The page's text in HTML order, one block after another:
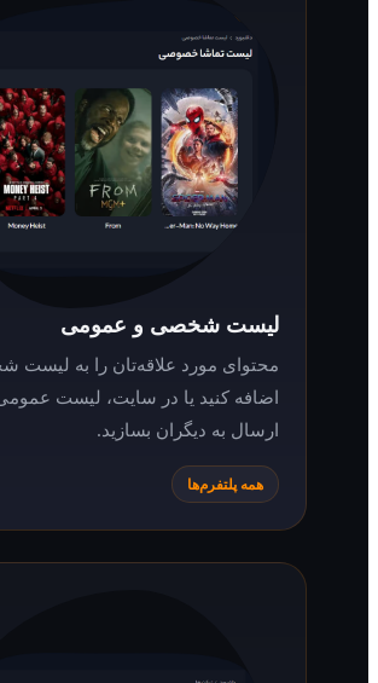
لیست شخصی و عمومی
محتوای مورد علاقه‌تان را به لیست شخصی
اضافه کنید یا در سایت، لیست عمومی برای
ارسال به دیگران بسازید.
همه پلتفرم‌ها